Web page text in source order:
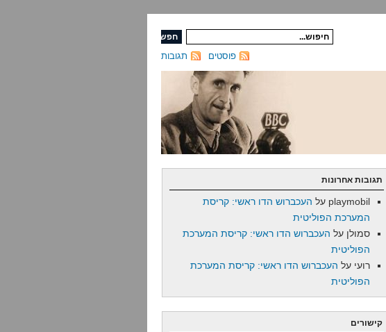
תגובות פוסטים
תגובות אחרונות
playmobil על העכברוש הדו ראשי: קריסת
המערכת הפוליטית
סמולן על העכברוש הדו ראשי: קריסת המערכת
הפוליטית
רועי על העכברוש הדו ראשי: קריסת המערכת
הפוליטית
קישורים